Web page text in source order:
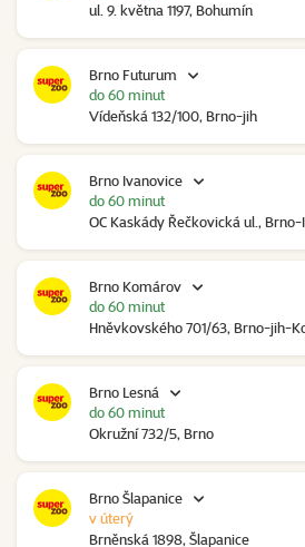
ul. 9. května 1197, Bohumín
Brno Futurum
Vídeňská 132/100, Brno-jih
do 60 minut
Brno Ivanovice
OC Kaskády Řečkovická ul.,
do 60 minut
Brno Komárov
Hněvkovského 701/63, Brno-jih-
do 60 minut
Brno Lesná
Okružní 732/5, Brno
do 60 minut
Brno Šlapanice
Brněnská 1898, Šlapanice
v úterý